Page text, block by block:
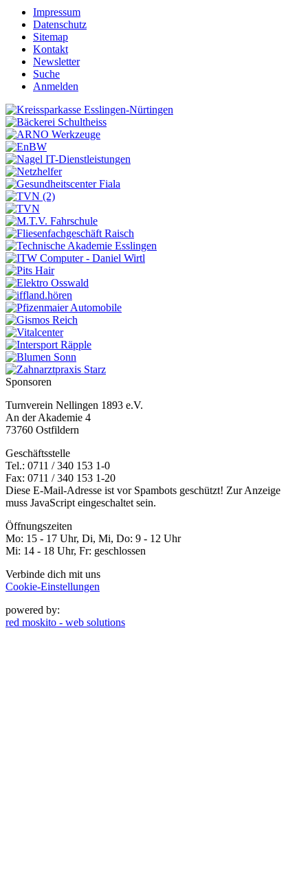
Impressum
Datenschutz
Sitemap
Kontakt
Newsletter
Suche
Anmelden
Sponsoren
Turnverein Nellingen 1893 e.V.
An der Akademie 4
73760 Ostfildern
Geschäftsstelle
Tel.: 0711 / 340 153 1-0
Fax: 0711 / 340 153 1-20
Diese E-Mail-Adresse ist vor Spambots geschützt! Zur Anzeige
muss JavaScript eingeschaltet sein.
Öffnungszeiten
Mo: 15 - 17 Uhr, Di, Mi, Do: 9 - 12 Uhr
Mi: 14 - 18 Uhr, Fr: geschlossen
Verbinde dich mit uns
Cookie-Einstellungen
powered by:
red moskito - web solutions